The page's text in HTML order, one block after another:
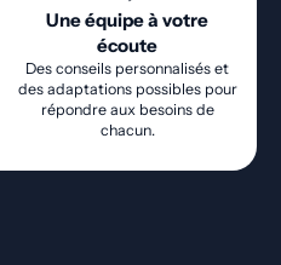
Une équipe à votre
écoute
Des conseils personnalisés et
des adaptations possibles pour
répondre aux besoins de
chacun.